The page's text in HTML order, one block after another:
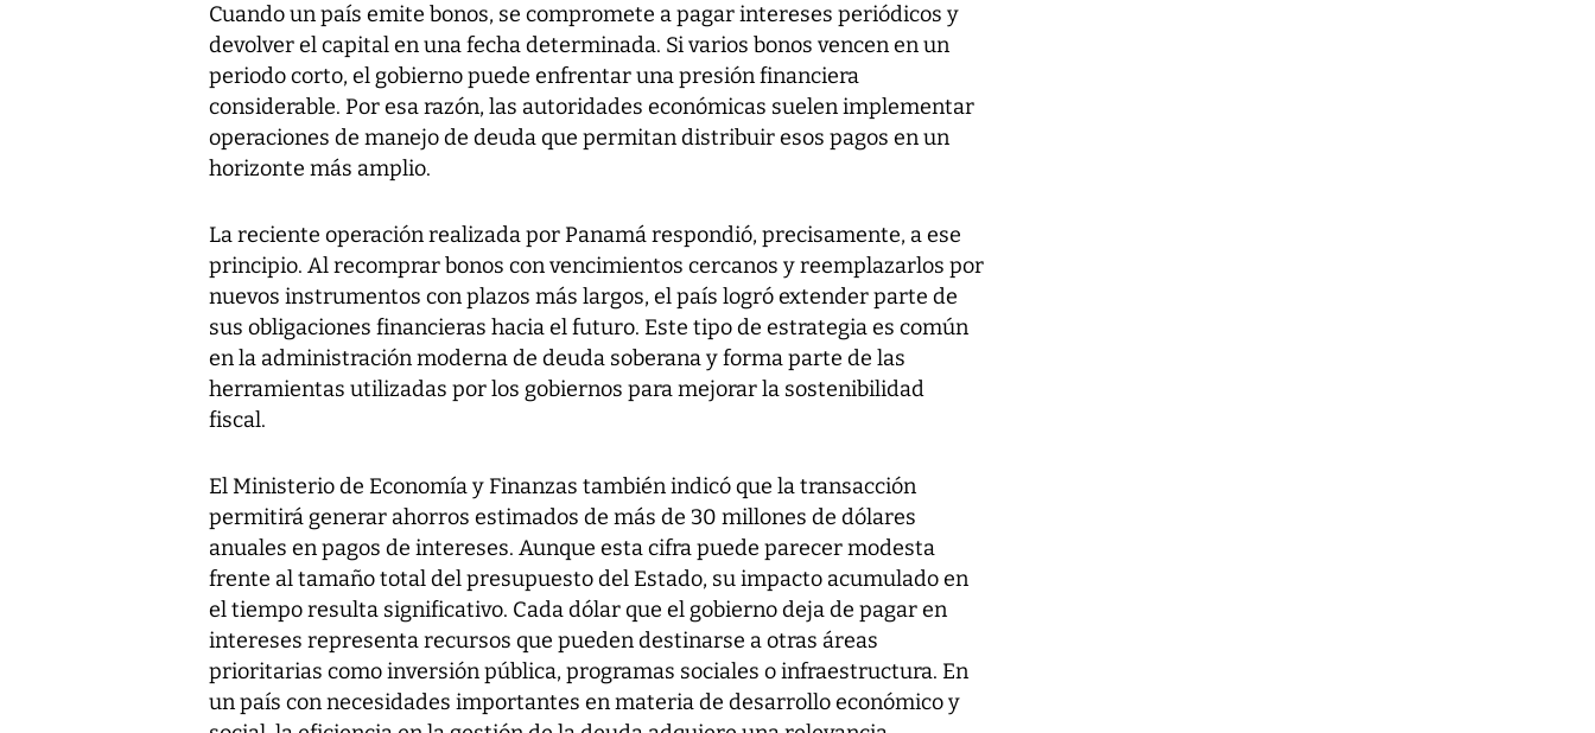
Cuando un país emite bonos, se compromete a pagar intereses periódicos y
devolver el capital en una fecha determinada. Si varios bonos vencen en un
periodo corto, el gobierno puede enfrentar una presión financiera
considerable. Por esa razón, las autoridades económicas suelen implementar
operaciones de manejo de deuda que permitan distribuir esos pagos en un
horizonte más amplio.
La reciente operación realizada por Panamá respondió, precisamente, a ese
principio. Al recomprar bonos con vencimientos cercanos y reemplazarlos por
nuevos instrumentos con plazos más largos, el país logró extender parte de
sus obligaciones financieras hacia el futuro. Este tipo de estrategia es común
en la administración moderna de deuda soberana y forma parte de las
herramientas utilizadas por los gobiernos para mejorar la sostenibilidad
fiscal.
El Ministerio de Economía y Finanzas también indicó que la transacción
permitirá generar ahorros estimados de más de 30 millones de dólares
anuales en pagos de intereses. Aunque esta cifra puede parecer modesta
frente al tamaño total del presupuesto del Estado, su impacto acumulado en
el tiempo resulta significativo. Cada dólar que el gobierno deja de pagar en
intereses representa recursos que pueden destinarse a otras áreas
prioritarias como inversión pública, programas sociales o infraestructura. En
un país con necesidades importantes en materia de desarrollo económico y